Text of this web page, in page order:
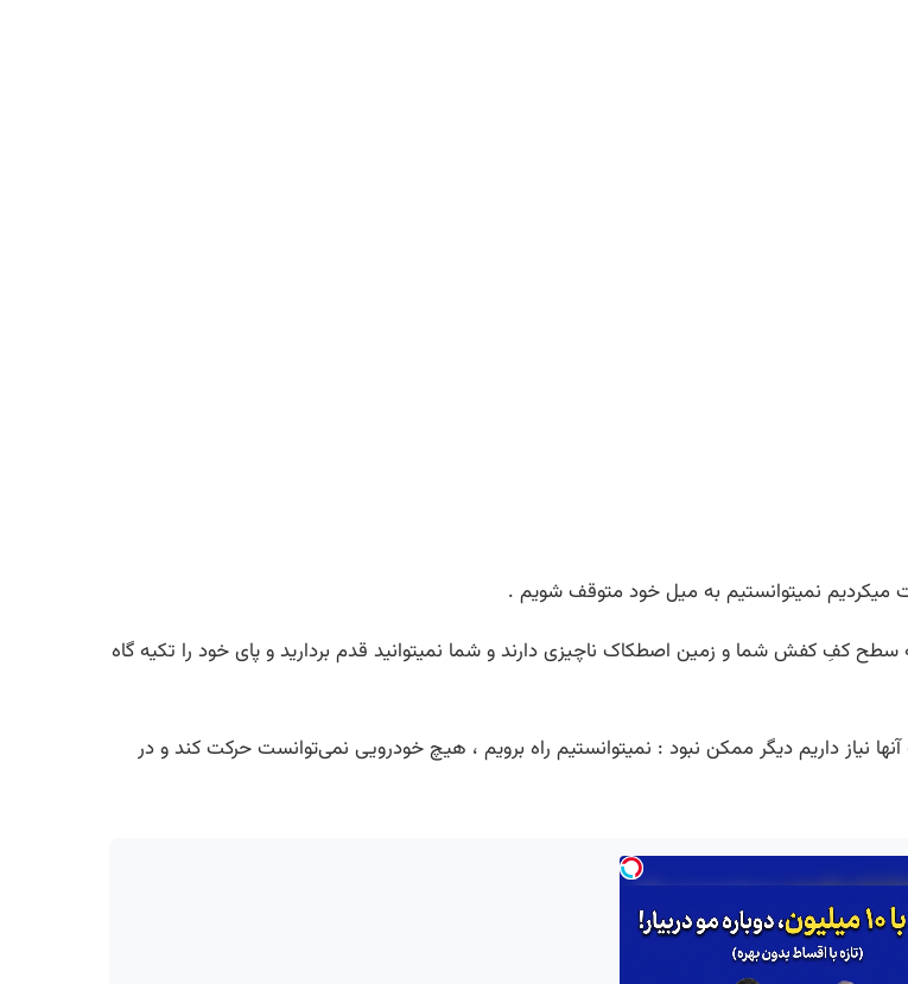
میکردیم نمیتوانستیم به میل خود متوقف شویم .
کفِ کفش شما و زمین اصطکاک ناچیزی دارند و شما نمیتوانید قدم بردارید و پای خود را تکیه گاه
نیاز داریم دیگر ممکن نبود : نمیتوانستیم راه برویم ، هیچ خودرویی نمی‌توانست حرکت کند و در